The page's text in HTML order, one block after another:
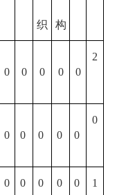
织 构
0 0 0 0 0
2
0 0 0 0 0
0
0 0 0 0 0 1